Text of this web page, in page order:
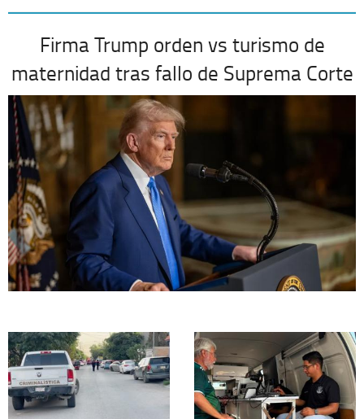
Firma Trump orden vs turismo de
maternidad tras fallo de Suprema Corte